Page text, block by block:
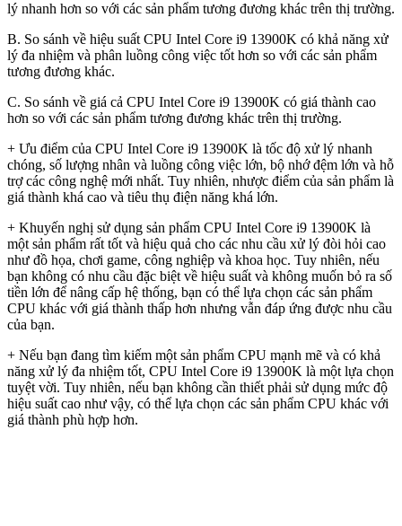
lý nhanh hơn so với các sản phẩm tương đương khác trên thị trường.
B. So sánh về hiệu suất CPU Intel Core i9 13900K có khả năng xử
lý đa nhiệm và phân luồng công việc tốt hơn so với các sản phẩm
tương đương khác.
C. So sánh về giá cả CPU Intel Core i9 13900K có giá thành cao
hơn so với các sản phẩm tương đương khác trên thị trường.
+ Ưu điểm của CPU Intel Core i9 13900K là tốc độ xử lý nhanh
chóng, số lượng nhân và luồng công việc lớn, bộ nhớ đệm lớn và hỗ
trợ các công nghệ mới nhất. Tuy nhiên, nhược điểm của sản phẩm là
giá thành khá cao và tiêu thụ điện năng khá lớn.
+ Khuyến nghị sử dụng sản phẩm CPU Intel Core i9 13900K là
một sản phẩm rất tốt và hiệu quả cho các nhu cầu xử lý đòi hỏi cao
như đồ họa, chơi game, công nghiệp và khoa học. Tuy nhiên, nếu
bạn không có nhu cầu đặc biệt về hiệu suất và không muốn bỏ ra số
tiền lớn để nâng cấp hệ thống, bạn có thể lựa chọn các sản phẩm
CPU khác với giá thành thấp hơn nhưng vẫn đáp ứng được nhu cầu
của bạn.
+ Nếu bạn đang tìm kiếm một sản phẩm CPU mạnh mẽ và có khả
năng xử lý đa nhiệm tốt, CPU Intel Core i9 13900K là một lựa chọn
tuyệt vời. Tuy nhiên, nếu bạn không cần thiết phải sử dụng mức độ
hiệu suất cao như vậy, có thể lựa chọn các sản phẩm CPU khác với
giá thành phù hợp hơn.